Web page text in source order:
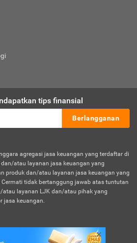
tips finansial
Berlangganan
agregasi jasa keuangan yang terdaftar di
dan/atau layanan jasa keuangan yang
produk dan/atau layanan jasa keuangan yang
tidak bertanggung jawab atas tuntutan
atau layanan LJK dan/atau pihak yang
jasa keuangan.